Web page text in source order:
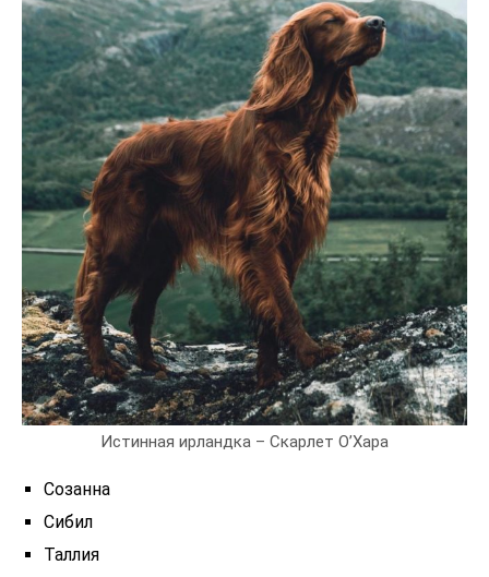
Истинная ирландка – Скарлет О’Хара
Созанна
Сибил
Таллия